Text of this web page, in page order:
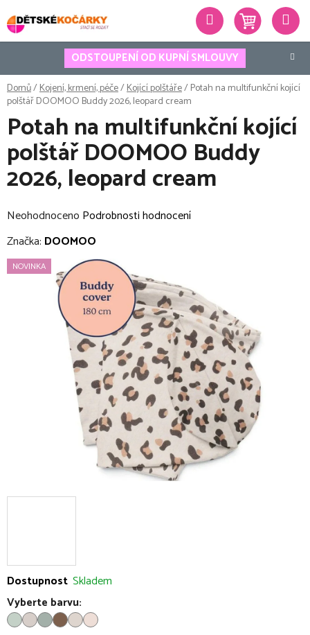
na
obsah
ODSTOUPENÍ OD KUPNÍ SMLOUVY
Hledat
Domů/Kojení, krmení, péče/Kojící polštáře/Potah na multifunkční kojící
polštář DOOMOO Buddy 2026, leopard cream
Dostupnost Skladem
Vyberte barvu:
Potah na multifunkční kojící
polštář DOOMOO Buddy
2026, leopard cream
Průměrné
hodnocení
je
Neohodnoceno Podrobnosti hodnocení
Značka: DOOMOO
NOVINKA